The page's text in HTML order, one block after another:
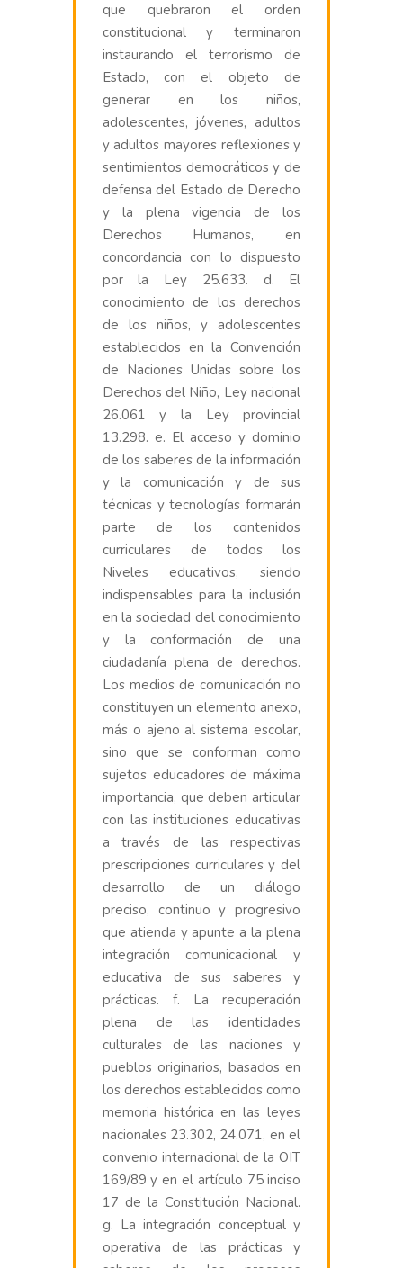
que quebraron el orden
constitucional y terminaron
instaurando el terrorismo de
Estado, con el objeto de
generar en los niños,
adolescentes, jóvenes, adultos
y adultos mayores reflexiones y
sentimientos democráticos y de
defensa del Estado de Derecho
y la plena vigencia de los
Derechos Humanos, en
concordancia con lo dispuesto
por la Ley 25.633. d. El
conocimiento de los derechos
de los niños, y adolescentes
establecidos en la Convención
de Naciones Unidas sobre los
Derechos del Niño, Ley nacional
26.061 y la Ley provincial
13.298. e. El acceso y dominio
de los saberes de la información
y la comunicación y de sus
técnicas y tecnologías formarán
parte de los contenidos
curriculares de todos los
Niveles educativos, siendo
indispensables para la inclusión
en la sociedad del conocimiento
y la conformación de una
ciudadanía plena de derechos.
Los medios de comunicación no
constituyen un elemento anexo,
más o ajeno al sistema escolar,
sino que se conforman como
sujetos educadores de máxima
importancia, que deben articular
con las instituciones educativas
a través de las respectivas
prescripciones curriculares y del
desarrollo de un diálogo
preciso, continuo y progresivo
que atienda y apunte a la plena
integración comunicacional y
educativa de sus saberes y
prácticas. f. La recuperación
plena de las identidades
culturales de las naciones y
pueblos originarios, basados en
los derechos establecidos como
memoria histórica en las leyes
nacionales 23.302, 24.071, en el
convenio internacional de la OIT
169/89 y en el artículo 75 inciso
17 de la Constitución Nacional.
g. La integración conceptual y
operativa de las prácticas y